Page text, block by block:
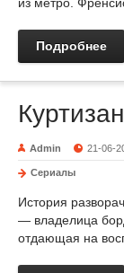
Подробнее
Admin 21-06-
Сериалы
История
— владелица
отдающая на